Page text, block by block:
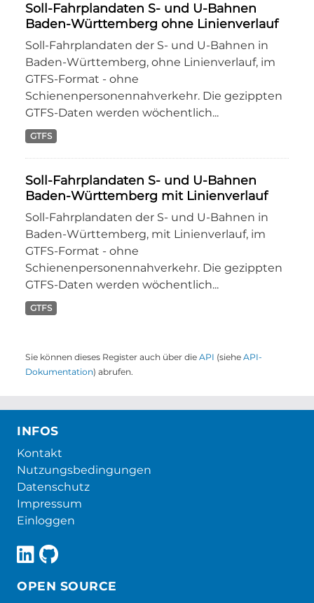
Soll-Fahrplandaten S- und U-Bahnen
Baden-Württemberg ohne Linienverlauf
Soll-Fahrplandaten der S- und U-Bahnen in
Baden-Württemberg, ohne Linienverlauf, im
GTFS-Format - ohne
Schienenpersonennahverkehr. Die gezippten
GTFS-Daten werden wöchentlich...
GTFS
Soll-Fahrplandaten S- und U-Bahnen
Baden-Württemberg mit Linienverlauf
Soll-Fahrplandaten der S- und U-Bahnen in
Baden-Württemberg, mit Linienverlauf, im
GTFS-Format - ohne
Schienenpersonennahverkehr. Die gezippten
GTFS-Daten werden wöchentlich...
GTFS
Sie können dieses Register auch über die API (siehe API-
Dokumentation) abrufen.
INFOS
Kontakt
Nutzungsbedingungen
Datenschutz
Impressum
Einloggen
OPEN SOURCE